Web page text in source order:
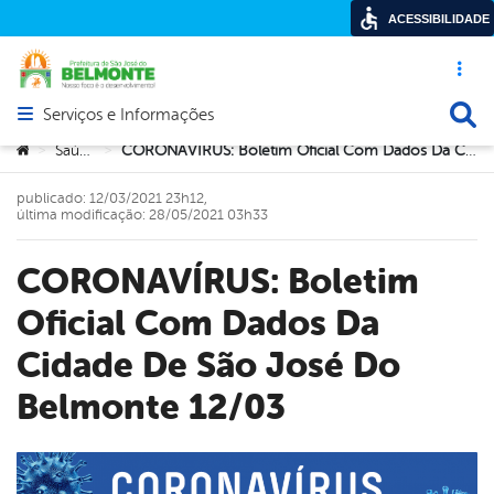
Acesso
Abrir menu principal de navegação
Serviços e Informações
Você está aqui:
> Saúde > CORONAVÍRUS: Boletim Oficial Com Dados Da Cidade De São José Do Belmonte 12/03
CORONAVÍRUS: Boletim
Oficial Com Dados Da
Cidade De São José Do
Belmonte 12/03
publicado: 12/03/2021 23h12,
última modificação: 28/05/2021 03h33
ACESSIBILIDADE